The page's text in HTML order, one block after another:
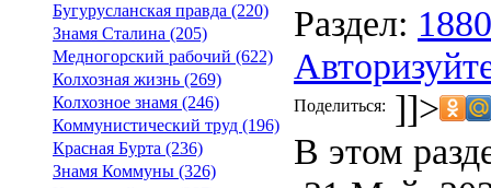
Бугурусланская правда (220)
Знамя Сталина (205)
Медногорский рабочий (622)
Колхозная жизнь (269)
Колхозное знамя (246)
Коммунистический труд (196)
Красная Бурта (236)
Знамя Коммуны (326)
Раздел: 1880
Поделиться: ]]>
В этом